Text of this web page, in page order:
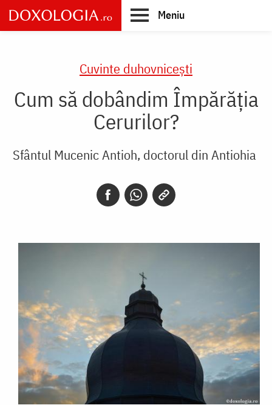
Skip
to
main
Meniu
Cuvinte duhovnicești
Cum să dobândim Împărăția
Cerurilor?
Sfântul Mucenic Antioh, doctorul din Antiohia